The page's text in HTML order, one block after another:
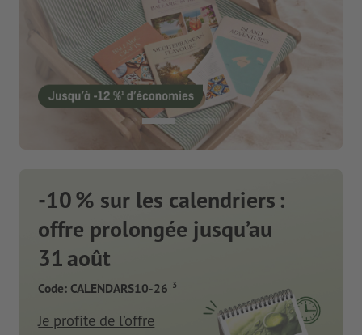
-10 % sur les calendriers :
offre prolongée jusqu’au
31 août
Code: CALENDARS10-26 3
Je profite de l’offre